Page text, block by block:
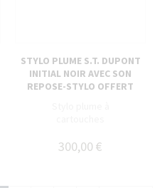
STYLO PLUME S.T. DUPONT
INITIAL NOIR AVEC SON
REPOSE-STYLO OFFERT
300,00 €